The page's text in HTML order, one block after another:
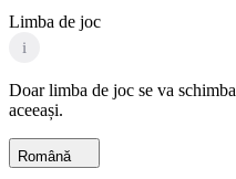
Limba de joc
i
Doar limba de joc se va
aceeași.
Română